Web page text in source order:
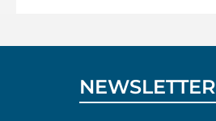
NEWSLETTER